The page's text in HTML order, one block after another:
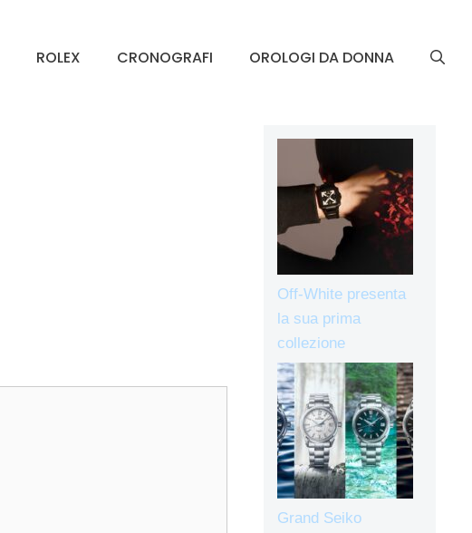
ROLEX CRONOGRAFI OROLOGI DA DONNA
Off-White presenta
la sua prima
collezione
Grand Seiko